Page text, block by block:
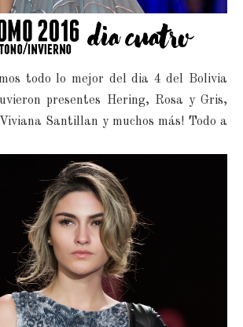
todo lo mejor del dia 4 del Bolivia
presentes Hering, Rosa y Gris,
Santillan y muchos más! Todo a